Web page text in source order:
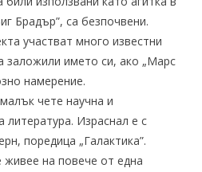
Брадър”, са безпочвени.
участват много известни
заложили името си, ако „Марс
намерение.
чете научна и
литература. Израснал е с
поредица „Галактика”.
на повече от една